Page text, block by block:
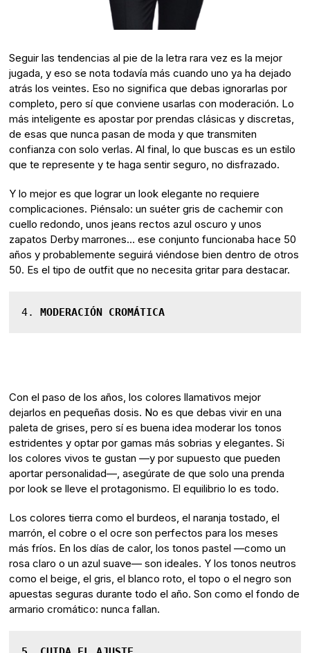
Seguir las tendencias al pie de la letra rara vez es la mejor
jugada, y eso se nota todavía más cuando uno ya ha dejado
atrás los veintes. Eso no significa que debas ignorarlas por
completo, pero sí que conviene usarlas con moderación. Lo
más inteligente es apostar por prendas clásicas y discretas,
de esas que nunca pasan de moda y que transmiten
confianza con solo verlas. Al final, lo que buscas es un estilo
que te represente y te haga sentir seguro, no disfrazado.
Y lo mejor es que lograr un look elegante no requiere
complicaciones. Piénsalo: un suéter gris de cachemir con
cuello redondo, unos jeans rectos azul oscuro y unos
zapatos Derby marrones… ese conjunto funcionaba hace 50
años y probablemente seguirá viéndose bien dentro de otros
50. Es el tipo de outfit que no necesita gritar para destacar.
4. MODERACIÓN CROMÁTICA
Con el paso de los años, los colores llamativos mejor
dejarlos en pequeñas dosis. No es que debas vivir en una
paleta de grises, pero sí es buena idea moderar los tonos
estridentes y optar por gamas más sobrias y elegantes. Si
los colores vivos te gustan —y por supuesto que pueden
aportar personalidad—, asegúrate de que solo una prenda
por look se lleve el protagonismo. El equilibrio lo es todo.
Los colores tierra como el burdeos, el naranja tostado, el
marrón, el cobre o el ocre son perfectos para los meses
más fríos. En los días de calor, los tonos pastel —como un
rosa claro o un azul suave— son ideales. Y los tonos neutros
como el beige, el gris, el blanco roto, el topo o el negro son
apuestas seguras durante todo el año. Son como el fondo de
armario cromático: nunca fallan.